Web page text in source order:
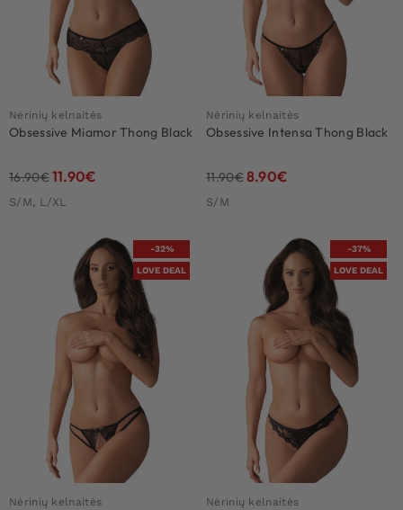
Nėrinių kelnaitės
Obsessive Miamor Thong Black
16.90€11.90€
S/M, L/XL
Nėrinių kelnaitės
Obsessive Intensa Thong Black
11.90€8.90€
S/M
-32%
LOVE DEAL
Nėrinių kelnaitės
-37%
LOVE DEAL
Nėrinių kelnaitės